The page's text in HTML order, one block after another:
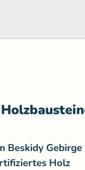
Beskidy Gebirge
Holz